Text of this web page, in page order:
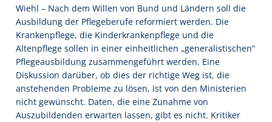
Wiehl – Nach dem Willen von Bund und Ländern soll die
Ausbildung der Pflegeberufe reformiert werden. Die
Krankenpflege, die Kinderkrankenpflege und die
Altenpflege sollen in einer einheitlichen „generalistischen“
Pflegeausbildung zusammengeführt werden. Eine
Diskussion darüber, ob dies der richtige Weg ist, die
anstehenden Probleme zu lösen, ist von den Ministerien
nicht gewünscht. Daten, die eine Zunahme von
Auszubildenden erwarten lassen, gibt es nicht. Kritiker